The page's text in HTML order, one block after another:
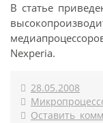
В статье
Nexperia.
28.05.2008
Оставить